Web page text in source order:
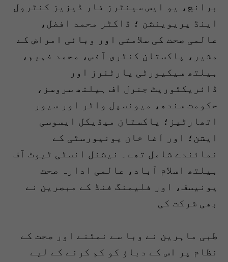
برانچ، یو ایس سینٹرز فار ڈیزیز کنٹرول
اینڈ پریوینشن ؛ ڈاکٹر محمد افضل،
عالمی صحت کی سلامتی اور وبائی امراض کے
مشیر، پاکستان کنٹری آفس، محمد فہیم،
ہیلتھ سیکیورٹی پارٹنرز اور
ڈائریکٹوریٹ جنرل آف ہیلتھ سروسز،
حکومت سندھ، میونسپل واٹر اور سیور
اتھارٹیز؛ پاکستان میڈیکل ایسوسی
ایشن؛ اور آغا خان یونیورسٹی کے
نمائندے شامل تھے۔ نیشنل انسٹی ٹیوٹ آف
ہیلتھ اسلام آباد، عالمی ادارہ صحت
یونیسف، اور فلیمنگ فنڈ کے مبصرین نے
بھی شرکت کی
طبی ماہرین نے وبا سے نمٹنے اور صحت کے
نظام پر اس کے دباؤ کو کم کرنے کے لیے